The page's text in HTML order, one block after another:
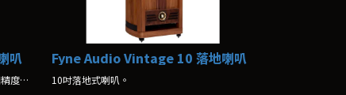
叭
Vintage 12 將F1-12S的所有規模、功率和精度融入到 Vintage 系列的傳統設計中，無論是觀看還是聆聽都令人驚嘆。
Fyne Audio Vintage 10 落地喇叭
10吋落地式喇叭。